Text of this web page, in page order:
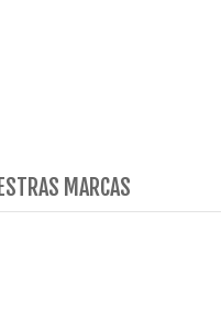
MARCAS